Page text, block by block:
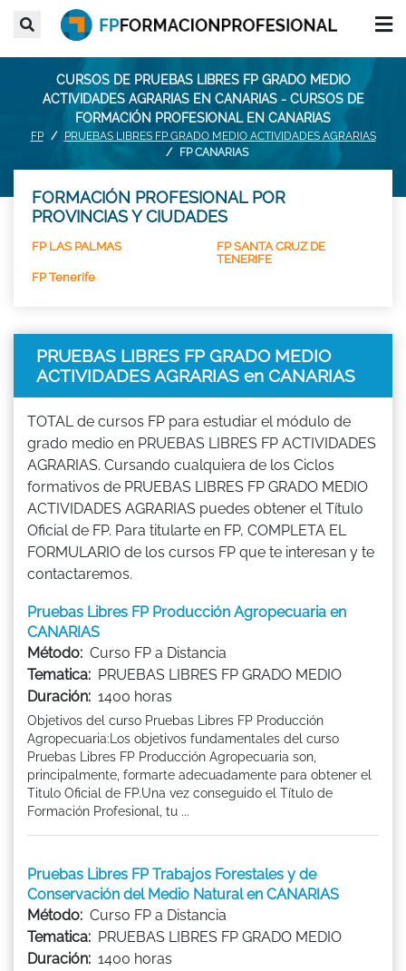
CURSOS DE PRUEBAS LIBRES FP GRADO MEDIO
ACTIVIDADES AGRARIAS EN CANARIAS - CURSOS DE
FORMACIÓN PROFESIONAL EN CANARIAS
FP
PRUEBAS LIBRES FP GRADO MEDIO ACTIVIDADES AGRARIAS
FP CANARIAS
FORMACIÓN PROFESIONAL POR
PROVINCIAS Y CIUDADES
FP LAS PALMAS
FP SANTA CRUZ DE
TENERIFE
FP Tenerife
PRUEBAS LIBRES FP GRADO MEDIO
ACTIVIDADES AGRARIAS en CANARIAS
TOTAL de cursos FP para estudiar el módulo de
grado medio en PRUEBAS LIBRES FP ACTIVIDADES
AGRARIAS. Cursando cualquiera de los Ciclos
formativos de PRUEBAS LIBRES FP GRADO MEDIO
ACTIVIDADES AGRARIAS puedes obtener el Título
Oficial de FP. Para titularte en FP, COMPLETA EL
FORMULARIO de los cursos FP que te interesan y te
contactaremos.
Pruebas Libres FP Producción Agropecuaria en
CANARIAS
Método: Curso FP a Distancia
Tematica: PRUEBAS LIBRES FP GRADO MEDIO
Duración: 1400 horas
Objetivos del curso Pruebas Libres FP Producción
Agropecuaria:Los objetivos fundamentales del curso
Pruebas Libres FP Producción Agropecuaria son,
principalmente, formarte adecuadamente para obtener el
Titulo Oficial de FP.Una vez conseguido el Título de
Formación Profesional, tu ...
Pruebas Libres FP Trabajos Forestales y de
Conservación del Medio Natural en CANARIAS
Método: Curso FP a Distancia
Tematica: PRUEBAS LIBRES FP GRADO MEDIO
Duración: 1400 horas